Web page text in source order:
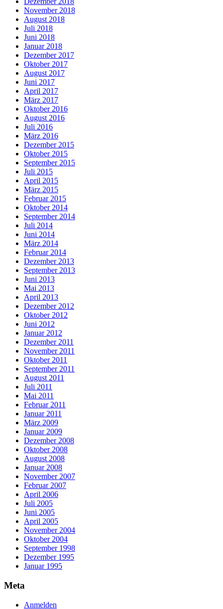
November 2018
August 2018
Juli 2018
Juni 2018
Januar 2018
Dezember 2017
Oktober 2017
August 2017
Juni 2017
April 2017
März 2017
Oktober 2016
August 2016
Juli 2016
März 2016
Dezember 2015
Oktober 2015
September 2015
Juli 2015
April 2015
März 2015
Februar 2015
Oktober 2014
September 2014
Juli 2014
Juni 2014
März 2014
Februar 2014
Dezember 2013
September 2013
Juni 2013
Mai 2013
April 2013
Dezember 2012
Oktober 2012
Juni 2012
Januar 2012
Dezember 2011
November 2011
Oktober 2011
September 2011
August 2011
Juli 2011
Mai 2011
Februar 2011
Januar 2011
März 2009
Januar 2009
Dezember 2008
Oktober 2008
August 2008
Januar 2008
November 2007
Februar 2007
April 2006
Juli 2005
Juni 2005
April 2005
November 2004
Oktober 2004
September 1998
Dezember 1995
Januar 1995
Meta
Anmelden